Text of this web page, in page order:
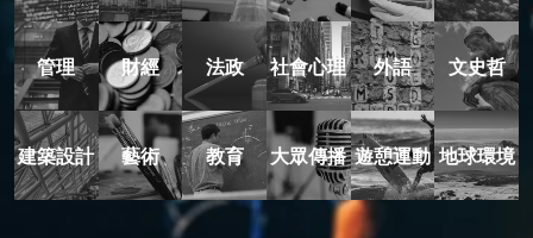
管理 財經 法政 社會心理 外語 文史哲
建築設計 藝術 教育 大眾傳播 遊憩運動 地球環境